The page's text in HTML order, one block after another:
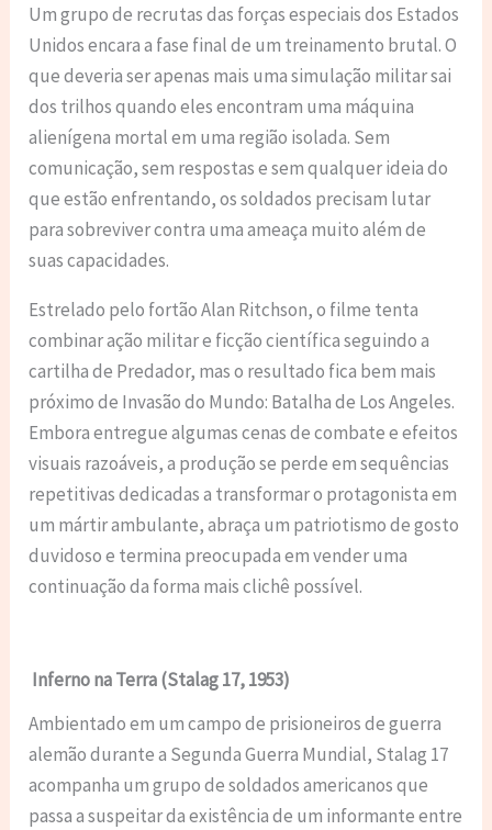
Um grupo de recrutas das forças especiais dos Estados
Unidos encara a fase final de um treinamento brutal. O
que deveria ser apenas mais uma simulação militar sai
dos trilhos quando eles encontram uma máquina
alienígena mortal em uma região isolada. Sem
comunicação, sem respostas e sem qualquer ideia do
que estão enfrentando, os soldados precisam lutar
para sobreviver contra uma ameaça muito além de
suas capacidades.
Estrelado pelo fortão Alan Ritchson, o filme tenta
combinar ação militar e ficção científica seguindo a
cartilha de Predador, mas o resultado fica bem mais
próximo de Invasão do Mundo: Batalha de Los Angeles.
Embora entregue algumas cenas de combate e efeitos
visuais razoáveis, a produção se perde em sequências
repetitivas dedicadas a transformar o protagonista em
um mártir ambulante, abraça um patriotismo de gosto
duvidoso e termina preocupada em vender uma
continuação da forma mais clichê possível.
Inferno na Terra (Stalag 17, 1953)
Ambientado em um campo de prisioneiros de guerra
alemão durante a Segunda Guerra Mundial, Stalag 17
acompanha um grupo de soldados americanos que
passa a suspeitar da existência de um informante entre